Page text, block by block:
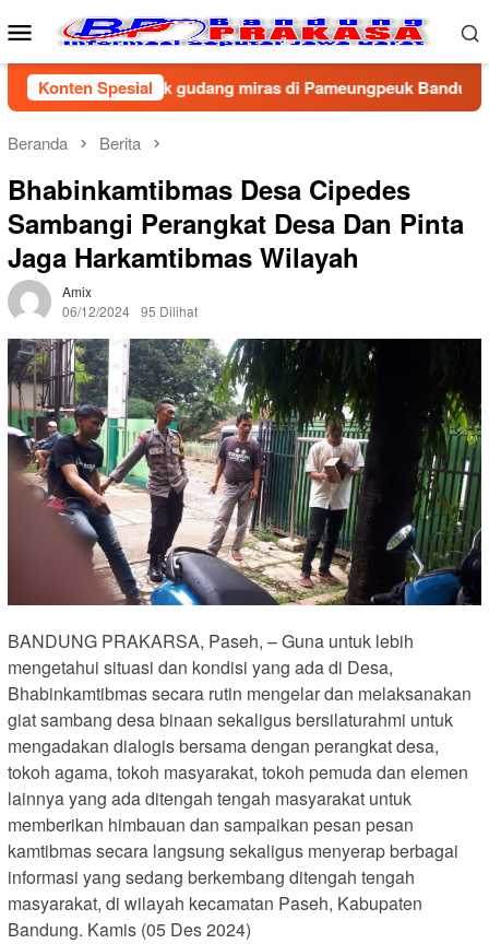
ke
Menu
Mobile
Konten Spesial
gerebek gudang miras di Pameungpeuk Bandung, Polisi
Beranda Berita
Bhabinkamtibmas Desa Cipedes
Sambangi Perangkat Desa Dan Pinta
Jaga Harkamtibmas Wilayah
Amix
06/12/2024 95 Dilihat
BANDUNG PRAKARSA, Paseh, – Guna untuk lebih
mengetahui situasi dan kondisi yang ada di Desa,
Bhabinkamtibmas secara rutin mengelar dan melaksanakan
giat sambang desa binaan sekaligus bersilaturahmi untuk
mengadakan dialogis bersama dengan perangkat desa,
tokoh agama, tokoh masyarakat, tokoh pemuda dan elemen
lainnya yang ada ditengah tengah masyarakat untuk
memberikan himbauan dan sampaikan pesan pesan
kamtibmas secara langsung sekaligus menyerap berbagai
informasi yang sedang berkembang ditengah tengah
masyarakat, di wilayah kecamatan Paseh, Kabupaten
Bandung. Kamis (05 Des 2024)